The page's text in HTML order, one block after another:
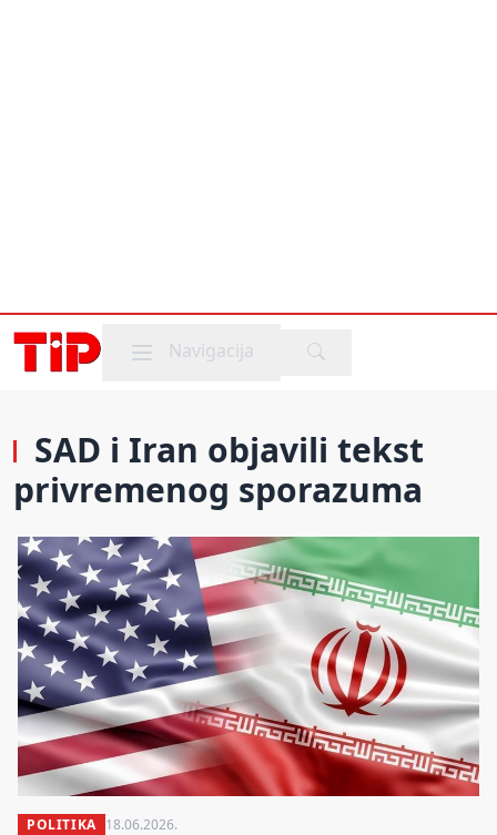
Mobile menu
Navigacija
SAD i Iran objavili tekst
privremenog sporazuma
POLITIKA 18.06.2026.